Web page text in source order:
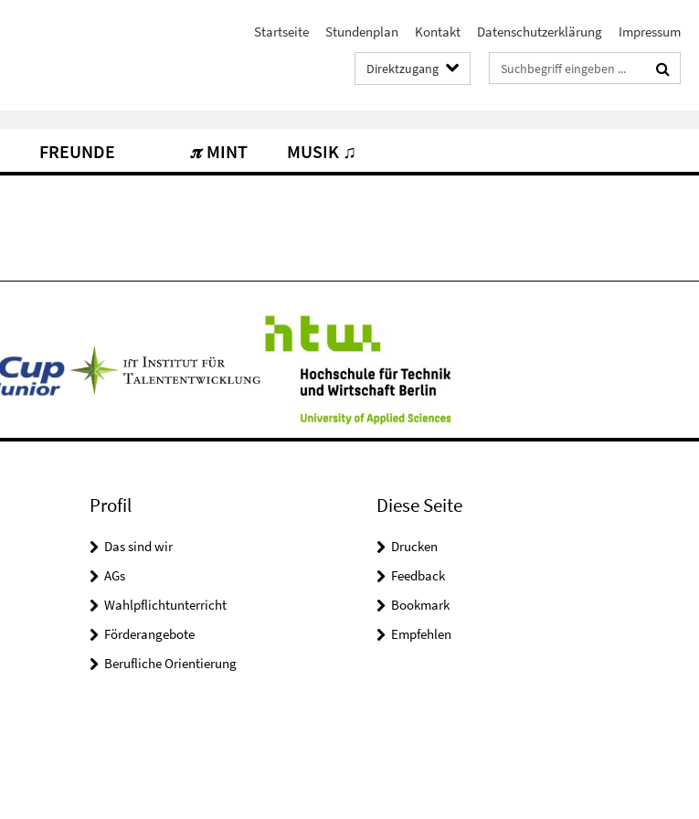
Startseite Stundenplan Kontakt Datenschutzerklärung Impressum
Direktzugang Suchbegriffe
FREUNDE 𝝅 MINT MUSIK ♫
Profil
Das sind wir
AGs
Wahlpflichtunterricht
Förderangebote
Berufliche Orientierung
Diese Seite
Drucken
Feedback
Bookmark
Empfehlen